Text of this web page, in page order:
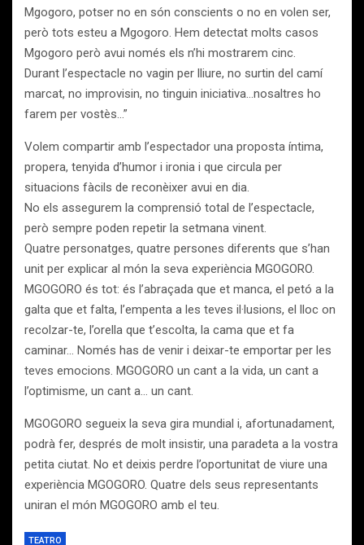
Mgogoro, potser no en són conscients o no en volen ser,
però tots esteu a Mgogoro. Hem detectat molts casos
Mgogoro però avui només els n’hi mostrarem cinc.
Durant l’espectacle no vagin per lliure, no surtin del camí
marcat, no improvisin, no tinguin iniciativa…nosaltres ho
farem per vostès…”
Volem compartir amb l’espectador una proposta íntima,
propera, tenyida d’humor i ironia i que circula per
situacions fàcils de reconèixer avui en dia.
No els assegurem la comprensió total de l’espectacle,
però sempre poden repetir la setmana vinent.
Quatre personatges, quatre persones diferents que s’han
unit per explicar al món la seva experiència MGOGORO.
MGOGORO és tot: és l’abraçada que et manca, el petó a la
galta que et falta, l’empenta a les teves il·lusions, el lloc on
recolzar-te, l’orella que t’escolta, la cama que et fa
caminar… Només has de venir i deixar-te emportar per les
teves emocions. MGOGORO un cant a la vida, un cant a
l’optimisme, un cant a… un cant.
MGOGORO segueix la seva gira mundial i, afortunadament,
podrà fer, després de molt insistir, una paradeta a la vostra
petita ciutat. No et deixis perdre l’oportunitat de viure una
experiència MGOGORO. Quatre dels seus representants
uniran el món MGOGORO amb el teu.
TEATRO